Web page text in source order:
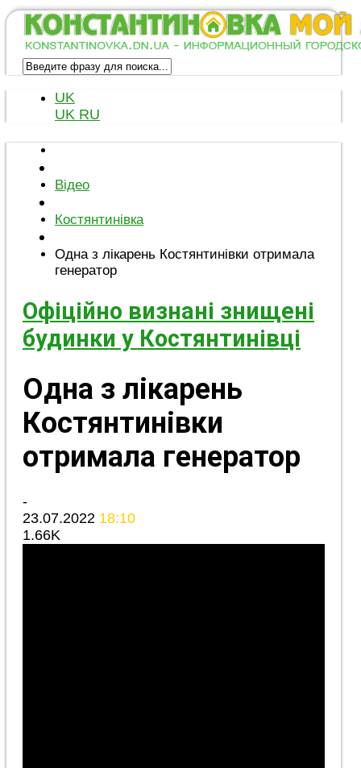
UK
UK RU
Відео
Костянтинівка
Одна з лікарень Костянтинівки отримала
генератор
Офіційно визнані знищені
будинки у Костянтинівці
Одна з лікарень
Костянтинівки
отримала генератор
-
23.07.2022 18:10
1.66K